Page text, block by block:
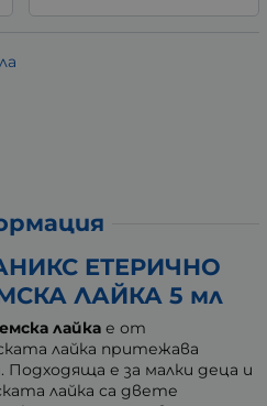
ЕТЕРИЧНО
ЛАЙКА 5 мл
лайка е от
лайка притежава
Подходяща е за малки деца и
лайка са двете